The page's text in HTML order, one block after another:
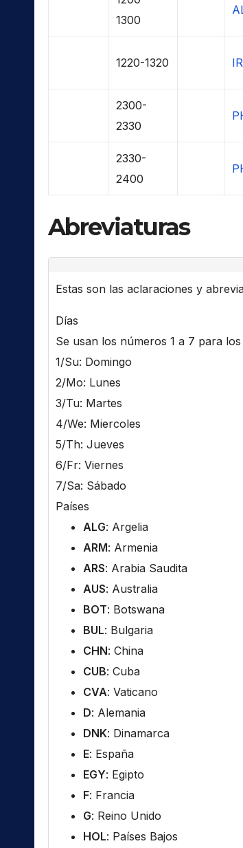
1300
1220-1320
2300-
2330
2330-
2400
Abreviaturas
Estas son las aclaraciones y
Días
Se usan los números 1 a 7 para
1/Su: Domingo
2/Mo: Lunes
3/Tu: Martes
4/We: Miercoles
5/Th: Jueves
6/Fr: Viernes
7/Sa: Sábado
Países
ALG: Argelia
ARM: Armenia
ARS: Arabia Saudita
AUS: Australia
BOT: Botswana
BUL: Bulgaria
CHN: China
CUB: Cuba
CVA: Vaticano
D: Alemania
DNK: Dinamarca
E: España
EGY: Egipto
F: Francia
G: Reino Unido
HOL: Países Bajos